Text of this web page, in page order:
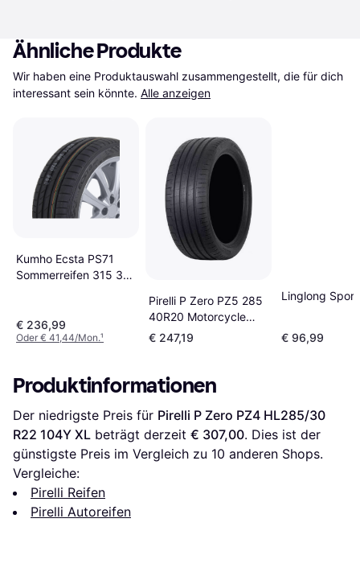
Ähnliche Produkte
Wir haben eine Produktauswahl zusammengestellt, die für dich
interessant sein könnte. Alle anzeigen
Kumho Ecsta PS71
Sommerreifen 315 30
€ 236,99
Oder € 41,44/Mon.¹
Pirelli P Zero PZ5 285
40R20 Motorcycle
Tyres
€ 247,19
Linglong
€ 96,99
Produktinformationen
Der niedrigste Preis für Pirelli P Zero PZ4 HL285/30
R22 104Y XL beträgt derzeit € 307,00. Dies ist der
günstigste Preis im Vergleich zu 10 anderen Shops.
Vergleiche:
Pirelli Reifen
Pirelli Autoreifen